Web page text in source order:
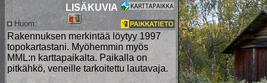
Huom:
LISÄKUVIA
Rakennuksen merkintää löytyy 1997
topokartastani. Myöhemmin myös
MML:n karttapaikalta. Paikalla on
pitkähkö, veneille tarkoitettu lautavaja.